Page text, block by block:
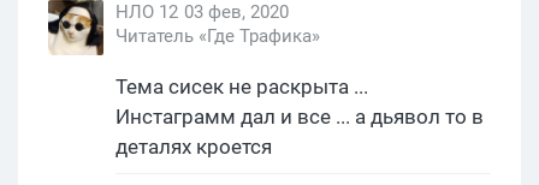
НЛО 12 03 фев, 2020
Читатель «Где Трафика»
Тема сисек не раскрыта ...
Инстаграмм дал и все ... а дьявол то в
деталях кроется